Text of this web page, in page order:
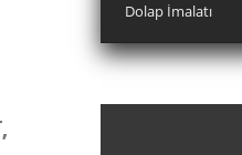
Dolap İmalatı